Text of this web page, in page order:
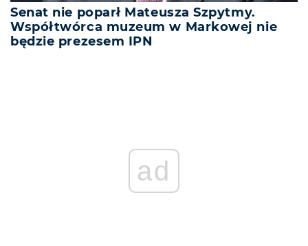
Senat nie poparł Mateusza Szpytmy.
Współtwórca muzeum w Markowej nie
będzie prezesem IPN
ad